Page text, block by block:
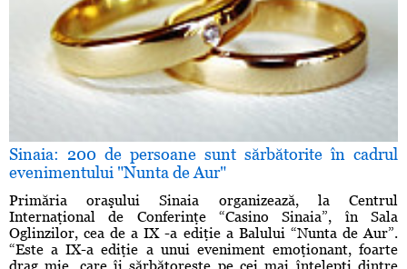
Sinaia: 200 de persoane sunt sărbătorite în cadrul
evenimentului "Nunta de Aur"
Primăria oraşului Sinaia organizează, la Centrul
Internaţional de Conferinţe “Casino Sinaia”, în Sala
Oglinzilor, cea de a IX -a ediţie a Balului “Nunta de Aur”.
“Este a IX-a ediţie a unui eveniment emoţionant, foarte